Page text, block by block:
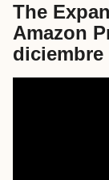
The
Amazon
diciembre